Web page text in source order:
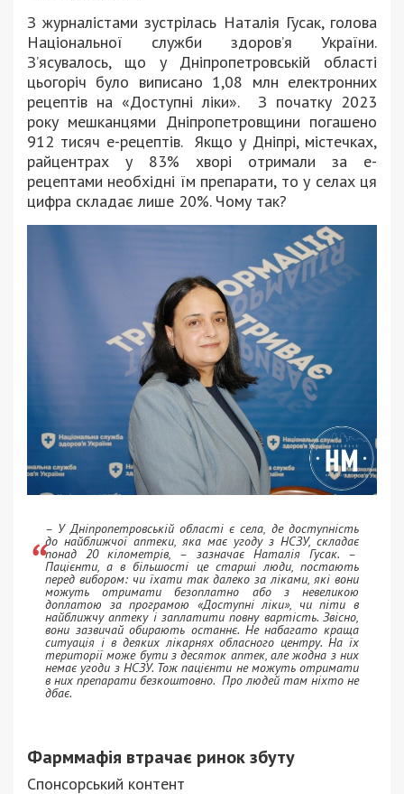
З журналістами зустрілась Наталія Гусак, голова
Національної служби здоров’я України.
З’ясувалось, що у Дніпропетровській області
цьогоріч було виписано 1,08 млн електронних
рецептів на «Доступні ліки». З початку 2023
року мешканцями Дніпропетровщини погашено
912 тисяч е-рецептів. Якщо у Дніпрі, містечках,
райцентрах у 83% хворі отримали за е-
рецептами необхідні їм препарати, то у селах ця
цифра складає лише 20%. Чому так?
– У Дніпропетровській області є села, де доступність
до найближчої аптеки, яка має угоду з НСЗУ, складає
понад 20 кілометрів, – зазначає Наталія Гусак. –
Пацієнти, а в більшості це старші люди, постають
перед вибором: чи їхати так далеко за ліками, які вони
можуть отримати безоплатно або з невеликою
доплатою за програмою «Доступні ліки», чи піти в
найближчу аптеку і заплатити повну вартість. Звісно,
вони зазвичай обирають останнє. Не набагато краща
ситуація і в деяких лікарнях обласного центру. На їх
території може бути з десяток аптек, але жодна з них
немає угоди з НСЗУ. Тож пацієнти не можуть отримати
в них препарати безкоштовно. Про людей там ніхто не
дбає.
Фарммафія втрачає ринок збуту
Спонсорський контент